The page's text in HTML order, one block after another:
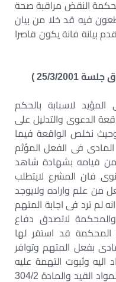
النقض مراقبة صحة
فيه قد خلا من بيان
بيانة فانة يكون قاصرا
لاسبابة بالحكم
الدعوى والتدليل على
نخلص الواقعة فيما
فى الفعل المؤثم
من قيامه بشهادة شاهد
فان المشرع لايتطلب
من علم واراده ولايوجد
لم ترد فى اجابة المتهم
والمحكمة لاتصدق دفاع
المحكمة قد استقر لها
بفعل المتهم وتوافر
اليه وثبوت التهمة عليه
ومن ثم يتعين عقاب المتهم طبقا لمواد القيد والمادة 304/2